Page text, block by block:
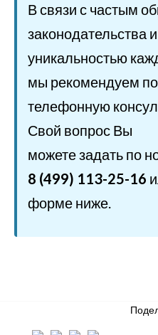
В связи с частым
законодательства
уникальностью
мы рекомендуем
телефонную
Свой вопрос Вы
можете задать по
8 (499) 113-25-16
форме ниже.